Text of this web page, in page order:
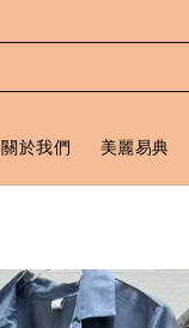
關於我們 美麗易典